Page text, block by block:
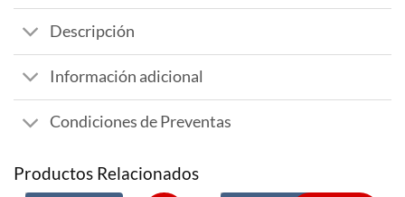
Descripción
Información adicional
Condiciones de Preventas
Productos Relacionados